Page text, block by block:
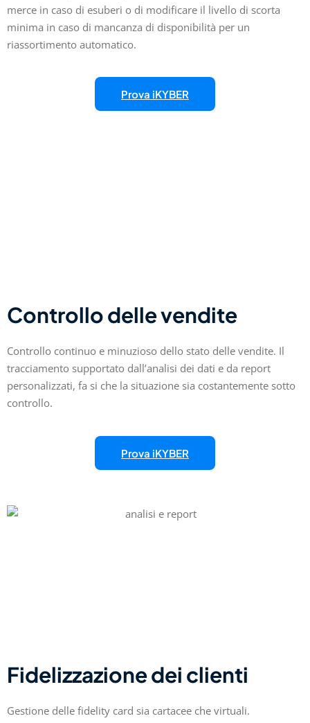
merce in caso di esuberi o di modificare il livello di scorta
minima in caso di mancanza di disponibilità per un
riassortimento automatico.
Prova iKYBER
Controllo delle vendite
Controllo continuo e minuzioso dello stato delle vendite. Il
tracciamento supportato dall’analisi dei dati e da report
personalizzati, fa si che la situazione sia costantemente sotto
controllo.
Prova iKYBER
Fidelizzazione dei clienti
Gestione delle fidelity card sia cartacee che virtuali.